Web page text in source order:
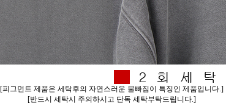
[피그먼트 제품은 세탁후의 자연스러운 물빠짐이 특징인 제품입니다.]
[반드시 세탁시 주의하시고 단독 세탁부탁드립니다.]